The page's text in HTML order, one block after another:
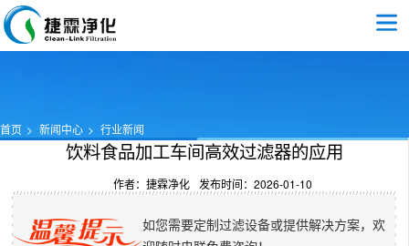
首页 新闻中心 行业新闻
饮料食品加工车间高效过滤器的应用​
作者：捷霖净化 发布时间：2026-01-10
如您需要定制过滤设备或提供解决方案，欢